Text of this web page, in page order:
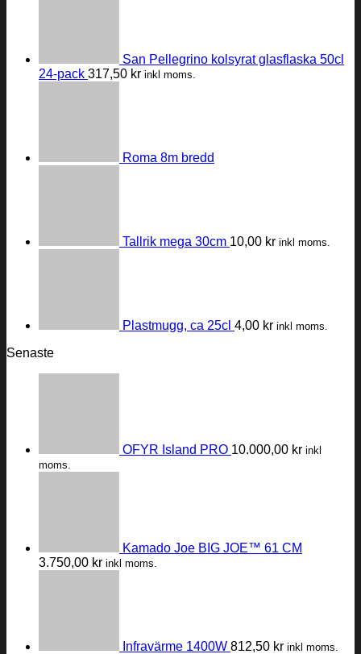
San Pellegrino kolsyrat glasflaska 50cl
24-pack 317,50 kr inkl moms.
Roma 8m bredd
Tallrik mega 30cm 10,00 kr inkl moms.
Plastmugg, ca 25cl 4,00 kr inkl moms.
Senaste
OFYR Island PRO 10.000,00 kr inkl
moms.
Kamado Joe BIG JOE™ 61 CM
3.750,00 kr inkl moms.
Infravärme 1400W 812,50 kr inkl moms.